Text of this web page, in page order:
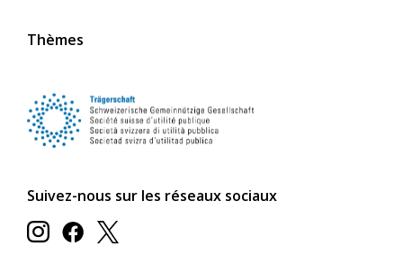
Thèmes
Suivez-nous sur les réseaux sociaux